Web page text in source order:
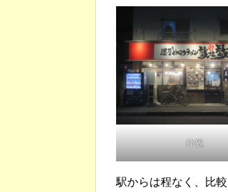
外観
駅からは程なく、比